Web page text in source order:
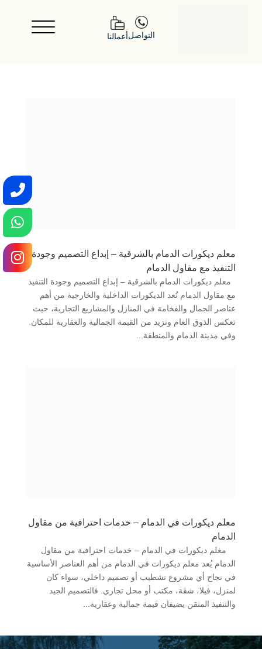
أعمالناالتواصل
معلم ديكورات الدمام بالشرقية – إبداع التصميم وجودة
التنفيذ مع مقاول الدمام
معلم ديكورات الدمام بالشرقية – إبداع التصميم وجودة التنفيذ
مع مقاول الدمام تُعد الديكورات الداخلية والخارجية من أهم
عناصر الجمال والفخامة في المنازل والمشاريع التجارية، حيث
تعكس الذوق العام وتزيد من القيمة الجمالية والعقارية للمكان.
وفي مدينة الدمام والمنطقة...
معلم ديكورات في الدمام – خدمات احترافية من مقاول
الدمام
معلم ديكورات في الدمام – خدمات احترافية من مقاول
الدمام يُعد معلم ديكورات في الدمام من أهم العناصر الأساسية
في نجاح أي مشروع تشطيب أو تصميم داخلي، سواء كان
لمنزل، فيلا، شقة، مكتب أو محل تجاري. فالتصميم الجيد
والتنفيذ المتقن يضيفان قيمة جمالية وعقارية...